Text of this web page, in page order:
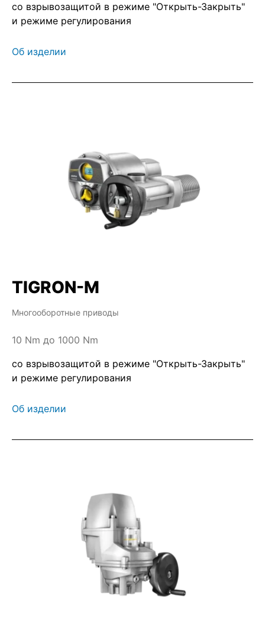
со взрывозащитой в режиме "Открыть-Закрыть"
и режиме регулирования
Об изделии
TIGRON-M
Многооборотные приводы
10 Nm до 1000 Nm
со взрывозащитой в режиме "Открыть-Закрыть"
и режиме регулирования
Об изделии